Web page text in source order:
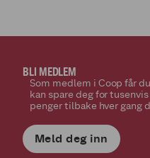
BLI MEDLEM
Som medlem i Coop får
kan spare deg for
penger tilbake hver gang
Meld deg inn